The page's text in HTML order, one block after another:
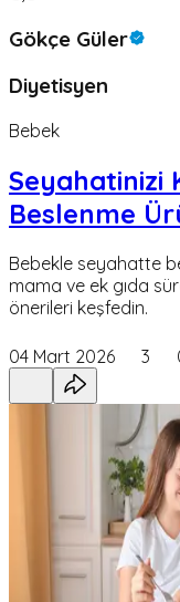
Gökçe Güler
Diyetisyen
Bebek
Seyahatinizi
Beslenme
Bebekle seyahatte
mama ve ek gıda
önerileri keşfedin.
04 Mart 2026 3